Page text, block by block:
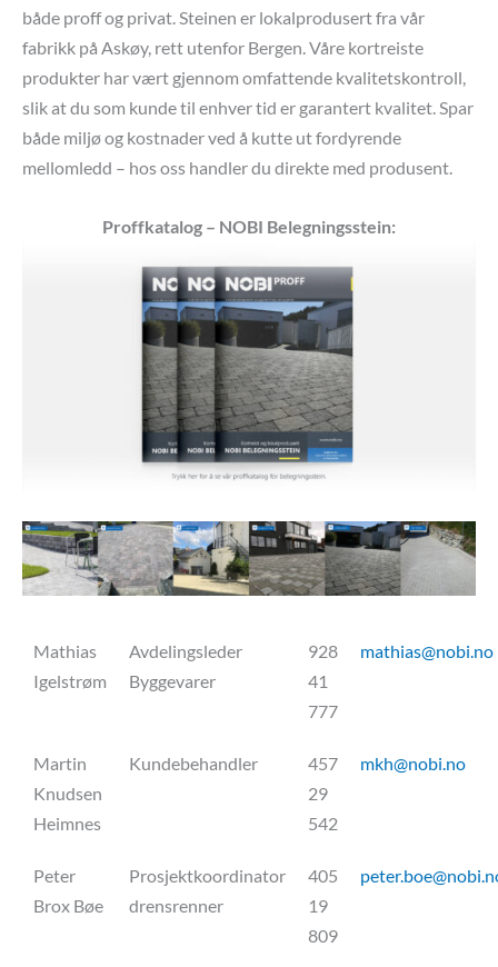
både proff og privat. Steinen er lokalprodusert fra vår
fabrikk på Askøy, rett utenfor Bergen. Våre kortreiste
produkter har vært gjennom omfattende kvalitetskontroll,
slik at du som kunde til enhver tid er garantert kvalitet. Spar
både miljø og kostnader ved å kutte ut fordyrende
mellomledd – hos oss handler du direkte med produsent.
Proffkatalog – NOBI Belegningsstein:
Mathias
Igelstrøm
Avdelingsleder
Byggevarer
928
41
777
mathias@nobi.no
Martin
Knudsen
Heimnes
Kundebehandler
457
29
542
mkh@nobi.no
Peter
Brox Bøe
Prosjektkoordinator
drensrenner
405
19
809